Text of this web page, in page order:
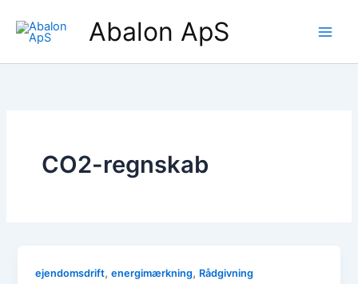
indholdet
Abalon ApS
CO2-regnskab
ejendomsdrift,energimærkning, Rådgivning